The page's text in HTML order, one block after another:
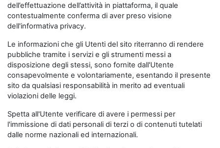
dell’effettuazione dell’attività in piattaforma, il quale
contestualmente conferma di aver preso visione
dell'informativa privacy.
Le informazioni che gli Utenti del sito riterranno di rendere
pubbliche tramite i servizi e gli strumenti messi a
disposizione degli stessi, sono fornite dall'Utente
consapevolmente e volontariamente, esentando il presente
sito da qualsiasi responsabilità in merito ad eventuali
violazioni delle leggi.
Spetta all'Utente verificare di avere i permessi per
l'immissione di dati personali di terzi o di contenuti tutelati
dalle norme nazionali ed internazionali.